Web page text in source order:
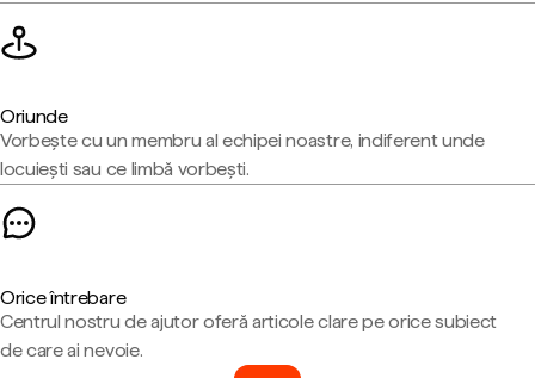
Oriunde
Vorbește cu un membru al echipei noastre, indiferent unde
locuiești sau ce limbă vorbești.
Orice întrebare
Centrul nostru de ajutor oferă articole clare pe orice subiect
de care ai nevoie.